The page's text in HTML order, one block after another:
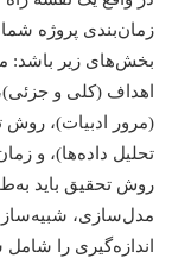
زمان‌بندی پروژه
بخش‌های زیر باشد:
اهداف (کلی و
(مرور ادبیات)، روش
تحلیل داده‌ها)، و
روش تحقیق باید
مدل‌سازی،
اندازه‌گیری را